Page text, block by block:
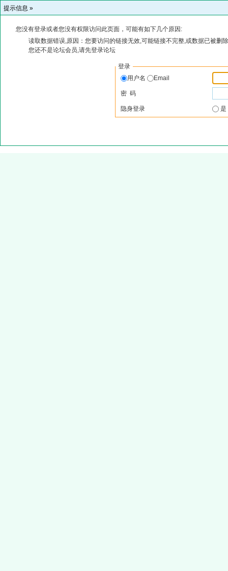
提示信息 »
您没有登录或者您没有权限访问此页面，可能有如下几个原因:
读取数据错误,原因：您要访问的链接无效,可能链接不完整,或数据已被删
您还不是论坛会员,请先登录论坛
登录
用户名
Email
密 码
隐身登录